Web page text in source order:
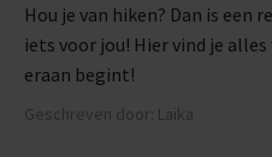
Hou je van hiken? Dan is een
iets voor jou! Hier vind je
eraan begint!
Geschreven door: Laika